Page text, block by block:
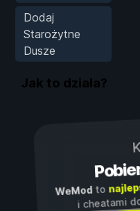
Dodaj
Starożytne
Dusze
Jak to działa?
WeModto
i cheatami